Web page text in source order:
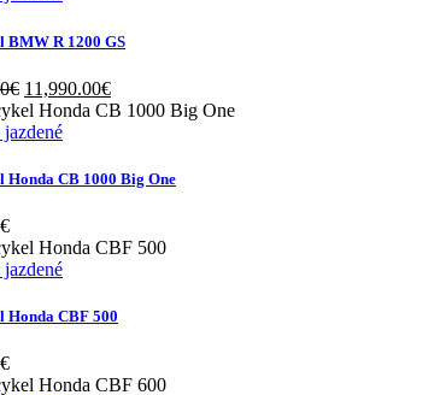
BMW R 1200 GS
€ Original
price
was:
11,990.00€Current
price
Honda CB 1000 Big One
€
Honda CBF 500
€